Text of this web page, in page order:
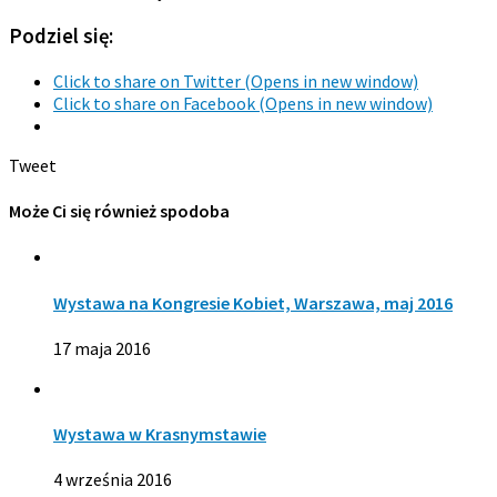
Podziel się:
Click to share on Twitter (Opens in new window)
Click to share on Facebook (Opens in new window)
Tweet
Może Ci się również spodoba
Wystawa na Kongresie Kobiet, Warszawa, maj 2016
17 maja 2016
Wystawa w Krasnymstawie
4 września 2016